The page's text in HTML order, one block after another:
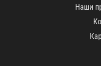
Наши